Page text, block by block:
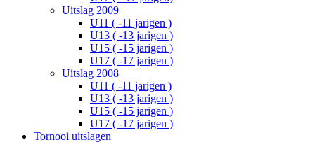
Uitslag 2009
U11 ( -11 jarigen )
U13 ( -13 jarigen )
U15 ( -15 jarigen )
U17 ( -17 jarigen )
Uitslag 2008
U11 ( -11 jarigen )
U13 ( -13 jarigen )
U15 ( -15 jarigen )
U17 ( -17 jarigen )
Tornooi uitslagen